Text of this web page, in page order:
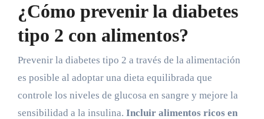
¿Cómo prevenir la diabetes
tipo 2 con alimentos?
Prevenir la diabetes tipo 2 a través de la alimentación
es posible al adoptar una dieta equilibrada que
controle los niveles de glucosa en sangre y mejore la
sensibilidad a la insulina. Incluir alimentos ricos en